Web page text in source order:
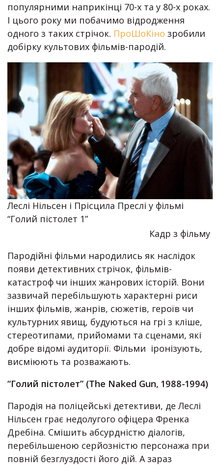
популярними наприкінці 70-х та у 80-х роках.
І цього року ми побачимо відродження
одного з таких стрічок. ПроШоКіно зробили
добірку культових фільмів-пародій.
Леслі Нільсен і Прісцила Преслі у фільмі
“Голий пістолет 1”
Кадр з фільму
Пародійні фільми народились як наслідок
появи детективних стрічок, фільмів-
катастроф чи інших жанрових історій. Вони
зазвичай перебільшують характерні риси
інших фільмів, жанрів, сюжетів, героїв чи
культурних явищ, будуються на грі з кліше,
стереотипами, прийомами та сценами, які
добре відомі аудиторії. Фільми іронізують,
висміюють та розважають.
“Голий пістолет” (The Naked Gun, 1988-1994)
Пародія на поліцейські детективи, де Леслі
Нільсен грає недолугого офіцера Френка
Дребіна. Смішить абсурдністю діалогів,
перебільшеною серйозністю персонажа при
повній безглуздості його дій. А зараз